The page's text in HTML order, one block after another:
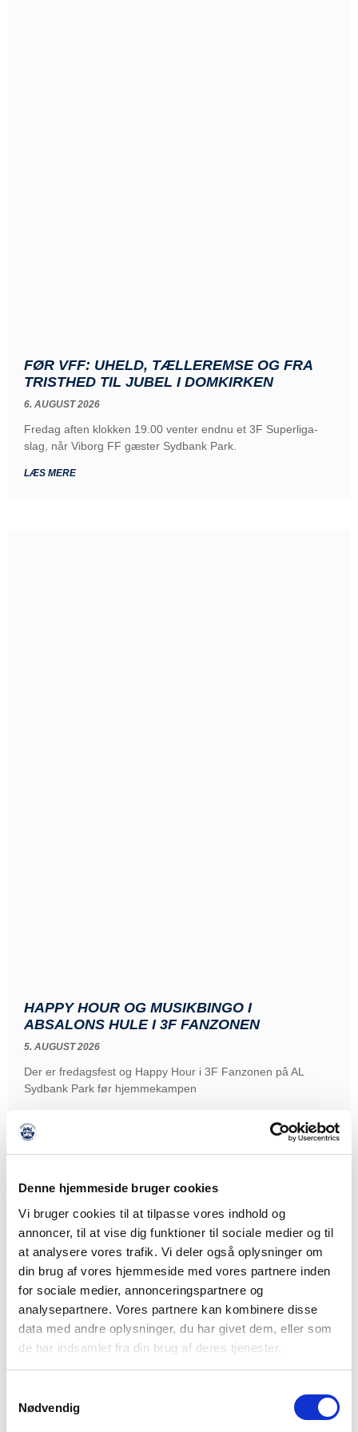
Denne hjemmeside bruger cookies
Vi bruger cookies til at tilpasse vores indhold og
annoncer, til at vise dig funktioner til sociale medier og til
at analysere vores trafik. Vi deler også oplysninger om
din brug af vores hjemmeside med vores partnere inden
for sociale medier, annonceringspartnere og
analysepartnere. Vores partnere kan kombinere disse
data med andre oplysninger, du har givet dem, eller som
de har indsamlet fra din brug af deres tjenester.
Nødvendig
FØR VFF: UHELD, TÆLLEREMSE OG FRA
TRISTHED TIL JUBEL I DOMKIRKEN
6. AUGUST 2026
Fredag aften klokken 19.00 venter endnu et 3F Superliga-
slag, når Viborg FF gæster Sydbank Park.
LÆS MERE
HAPPY HOUR OG MUSIKBINGO I
ABSALONS HULE I 3F FANZONEN
5. AUGUST 2026
Der er fredagsfest og Happy Hour i 3F Fanzonen på AL
Sydbank Park før hjemmekampen